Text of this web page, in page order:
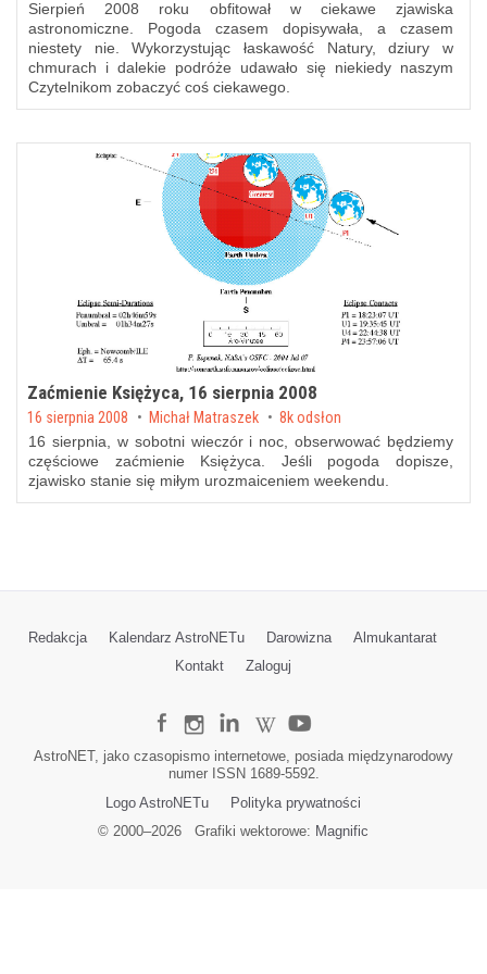
Sierpień 2008 roku obfitował w ciekawe zjawiska
astronomiczne. Pogoda czasem dopisywała, a czasem
niestety nie. Wykorzystując łaskawość Natury, dziury w
chmurach i dalekie podróże udawało się niekiedy naszym
Czytelnikom zobaczyć coś ciekawego.
Zaćmienie Księżyca, 16 sierpnia 2008
Posted on
16 sierpnia 2008 by Michał Matraszek 8k odsłon
16 sierpnia, w sobotni wieczór i noc, obserwować będziemy
częściowe zaćmienie Księżyca. Jeśli pogoda dopisze,
zjawisko stanie się miłym urozmaiceniem weekendu.
Redakcja Kalendarz AstroNETu Darowizna
Almukantarat
Kontakt
Zaloguj
AstroNET, jako czasopismo internetowe, posiada międzynarodowy
numer ISSN 1689-5592.
Logo AstroNETu
Polityka prywatności
© 2000–2026Grafiki wektorowe: Magnific